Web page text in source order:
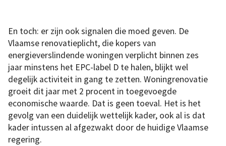
En toch: er zijn ook signalen die moed geven. De
Vlaamse renovatieplicht, die kopers van
energieverslindende woningen verplicht binnen zes
jaar minstens het EPC-label D te halen, blijkt wel
degelijk activiteit in gang te zetten. Woningrenovatie
groeit dit jaar met 2 procent in toegevoegde
economische waarde. Dat is geen toeval. Het is het
gevolg van een duidelijk wettelijk kader, ook al is dat
kader intussen al afgezwakt door de huidige Vlaamse
regering.